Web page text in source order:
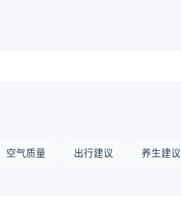
空气质量 出行建议 养生建议